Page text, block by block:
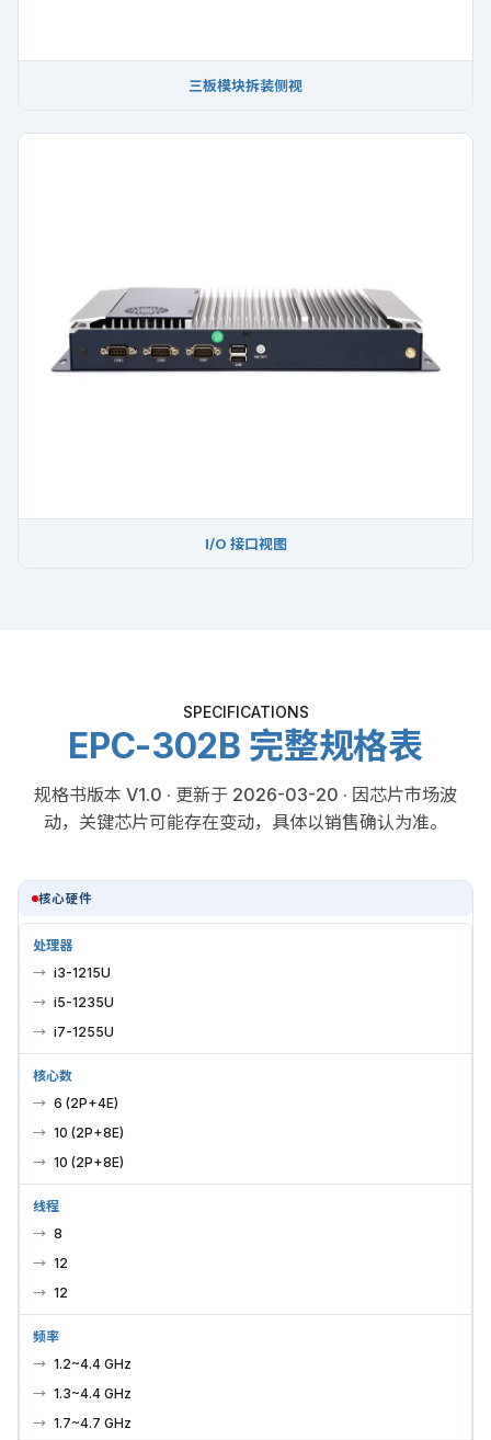
三板模块拆装侧视
I/O 接口视图
SPECIFICATIONS
EPC-302B 完整规格表
规格书版本 V1.0 · 更新于 2026-03-20 · 因芯片市场波
动，关键芯片可能存在变动，具体以销售确认为准。
核心硬件
处理器
i3-1215U
i5-1235U
i7-1255U
核心数
6 (2P+4E)
10 (2P+8E)
10 (2P+8E)
线程
8
12
12
频率
1.2~4.4 GHz
1.3~4.4 GHz
1.7~4.7 GHz